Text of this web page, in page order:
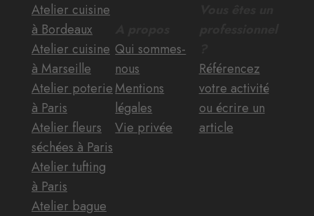
Atelier cuisine
à Bordeaux
Atelier cuisine
à Marseille
Atelier poterie
à Paris
Atelier fleurs
séchées à Paris
Atelier tufting
à Paris
Atelier bague
Qui sommes-
nous
Mentions
légales
Vie privée
Référencez
votre activité
ou écrire un
article